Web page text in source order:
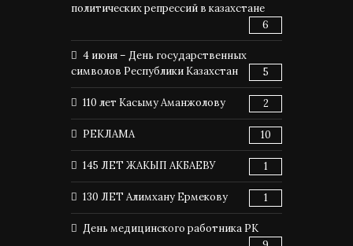
политических репрессий в казахстане
6
4 июня – День государственных
символов Республики Казахстан
5
110 лет Касыму Аманжолову 2
РЕКЛАМА 10
145 ЛЕТ ЖАКЫП АКБАЕВУ 1
130 ЛЕТ Алимхану Ермекову 1
День медицинского работника РК